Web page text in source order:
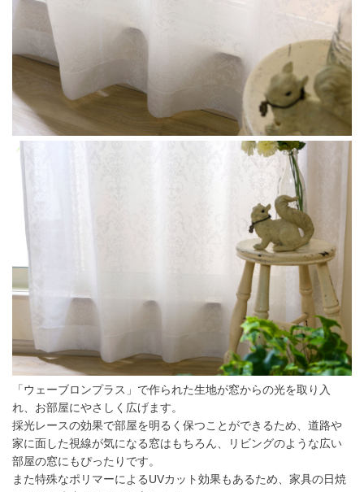
「ウェーブロンプラス」で作られた生地が窓からの光を取り入
れ、お部屋にやさしく広げます。
採光レースの効果で部屋を明るく保つことができるため、道路や
家に面した視線が気になる窓はもちろん、リビングのような広い
部屋の窓にもぴったりです。
また特殊なポリマーによるUVカット効果もあるため、家具の日焼